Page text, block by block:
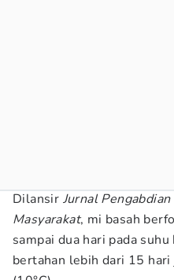
Dilansir Jurnal
Masyarakat, mi basah
sampai dua hari pada
bertahan lebih dari 15